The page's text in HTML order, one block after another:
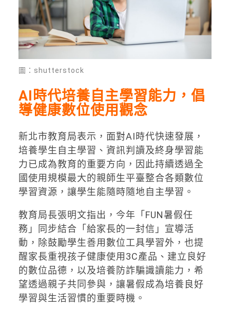
圖：shutterstock
AI時代培養自主學習能力，倡
導健康數位使用觀念
新北市教育局表示，面對AI時代快速發展，
培養學生自主學習、資訊判讀及終身學習能
力已成為教育的重要方向，因此持續透過全
國使用規模最大的親師生平臺整合各類數位
學習資源，讓學生能隨時隨地自主學習。
教育局長張明文指出，今年「FUN暑假任
務」同步結合「給家長的一封信」宣導活
動，除鼓勵學生善用數位工具學習外，也提
醒家長重視孩子健康使用3C產品、建立良好
的數位品德，以及培養防詐騙識讀能力，希
望透過親子共同參與，讓暑假成為培養良好
學習與生活習慣的重要時機。